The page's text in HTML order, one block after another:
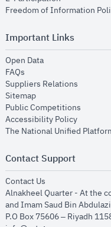
Freedom of Information
Important Links
Open Dataopens in new
FAQs
Suppliers Relations
Sitemapopens in new window
Public Competitions
Accessibility Policyopens in
The National Unified
Contact Support
Contact Us
Alnakheel Quarter - At the
and Imam Saud Bin
P.O Box 75606 – Riyadh